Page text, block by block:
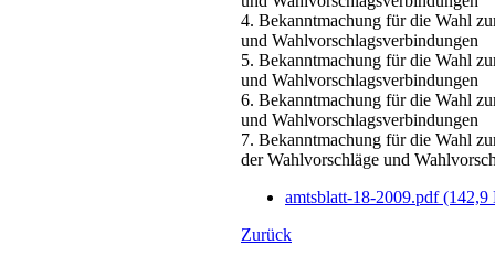
4. Bekanntmachung für die Wahl
und Wahlvorschlagsverbindungen
5. Bekanntmachung für die Wahl
und Wahlvorschlagsverbindungen
6. Bekanntmachung für die Wahl
und Wahlvorschlagsverbindungen
7. Bekanntmachung für die Wahl
der Wahlvorschläge und
amtsblatt-18-2009.pdf(142,9
Zurück